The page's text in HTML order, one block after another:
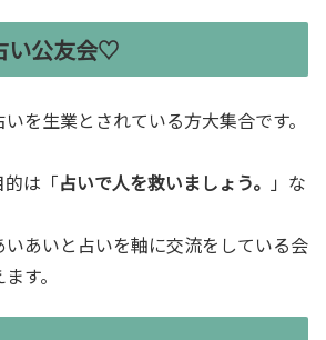
い公友会♡
を生業とされている方大集合です。
的は「占いで人を救いましょう。 」な
あいと占いを軸に交流をしている会
す。